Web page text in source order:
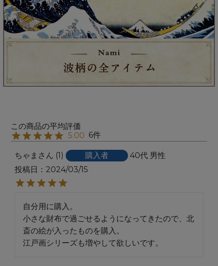
5.00 6
ちゃま 1 購入者 40代 男性
投稿日
2024/03/15
自分用に購入。
小さな財布で過ごせるようになってきたので、北
斎の絵が入ったものを購入。
江戸画シリーズも増やして欲しいです。